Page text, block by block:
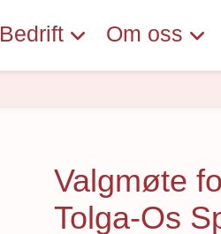
Bedrift Om oss
Valgmøte
Tolga-Os